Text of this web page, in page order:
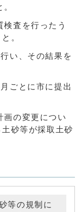
査を行ったう
。
い、その結果を
ごとに市に提出
画の変更につい
砂等が採取土砂
等の規制に